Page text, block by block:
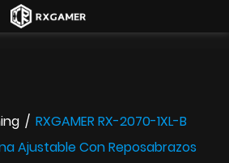
/ RXGAMER RX-2070-1XL-B
Ajustable Con Reposabrazos